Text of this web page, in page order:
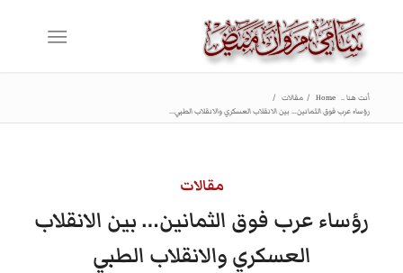
أنت هنا .. Home
/ مقالات /
رؤساء عرب فوق الثمانين… بين الانقلاب العسكري والانقلاب الطبي...
مقالات
رؤساء عرب فوق الثمانين… بين الانقلاب
العسكري والانقلاب الطبي